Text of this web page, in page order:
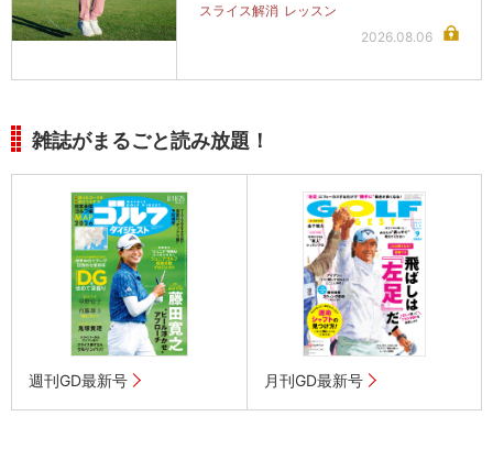
スライス解消 レッスン
2026.08.06
雑誌がまるごと読み放題！
週刊GD最新号 月刊GD最新号